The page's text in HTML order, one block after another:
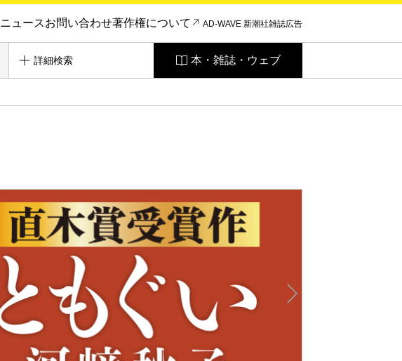
ニュースお問い合わせ著作権について AD-WAVE 新潮社雑誌広告
詳細検索 本・雑誌・ウェブ